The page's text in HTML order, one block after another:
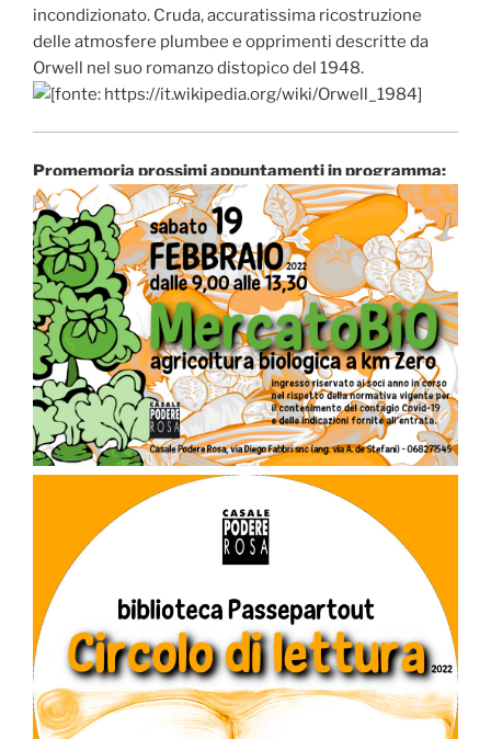
incondizionato. Cruda, accuratissima ricostruzione
delle atmosfere plumbee e opprimenti descritte da
Orwell nel suo romanzo distopico del 1948.
Promemoria prossimi appuntamenti in programma: